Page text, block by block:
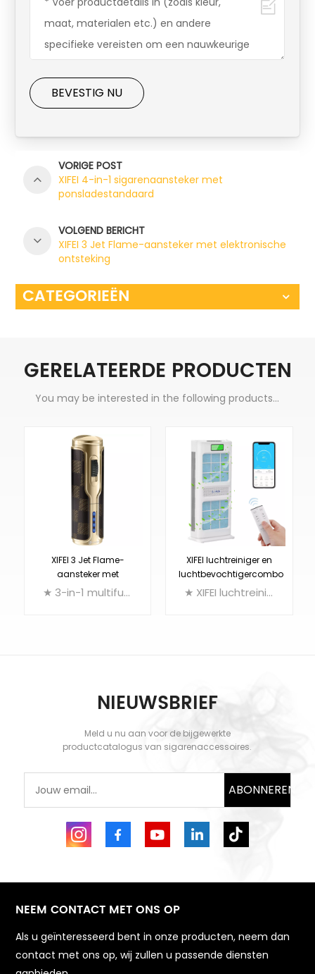
BEVESTIG NU
VORIGE POST
XIFEI 4-in-1 sigarenaansteker met
ponsladestandaard
VOLGEND BERICHT
XIFEI 3 Jet Flame-aansteker met elektronische
ontsteking
CATEGORIEËN
GERELATEERDE PRODUCTEN
You may be interested in the following products...
XIFEI 3 Jet Flame-
aansteker met
elektronische
★ 3-in-1 multifunctionele sigarenaansteker: drievoudige aansteker + punch cutter + sigarenhouder
KOM MEER TE
WETEN
XIFEI luchtreiniger en
luchtbevochtigercombo
★ XIFEI luchtreiniger en luchtbevochtigercombinatie, met een groot CIO2-filter (primair antibacterieel filter), een HEPA-filter (het langste ter wereld op 12 meter) en een plasmagenerator met negatieve ionen. Het detecteert actief het vervuilingsniveau in de kamer om het filtratieniveau aan te passen. Sterk genoeg om een ruimte van maximaal 1000 vierkante meter te elimineren, te ontgeuren en te bevochtigen, maar toch stil genoeg om ervoor te zorgen dat u een goede nachtrust krijgt.
KOM MEER TE
WETEN
NIEUWSBRIEF
Meld u nu aan voor de bijgewerkte
productcatalogus van sigarenaccessoires.
ABONNEREN
NEEM CONTACT MET ONS OP
Als u geïnteresseerd bent in onze producten, neem dan
contact met ons op, wij zullen u passende diensten